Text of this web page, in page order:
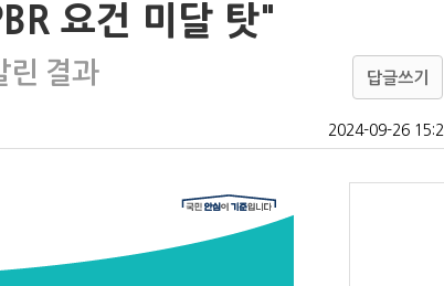
요건 미달 탓"
린 결과 답글쓰기
2024-09-26